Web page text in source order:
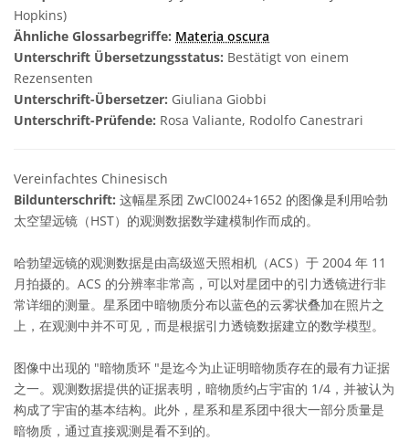
Hopkins)
Ähnliche Glossarbegriffe: Materia oscura
Unterschrift Übersetzungsstatus: Bestätigt von einem
Rezensenten
Unterschrift-Übersetzer: Giuliana Giobbi
Unterschrift-Prüfende: Rosa Valiante, Rodolfo Canestrari
Vereinfachtes Chinesisch
Bildunterschrift: 这幅星系团 ZwCl0024+1652 的图像是利用哈勃
太空望远镜（HST）的观测数据数学建模制作而成的。
哈勃望远镜的观测数据是由高级巡天照相机（ACS）于 2004 年 11
月拍摄的。ACS 的分辨率非常高，可以对星团中的引力透镜进行非
常详细的测量。星系团中暗物质分布以蓝色的云雾状叠加在照片之
上，在观测中并不可见，而是根据引力透镜数据建立的数学模型。
图像中出现的 "暗物质环 "是迄今为止证明暗物质存在的最有力证据
之一。观测数据提供的证据表明，暗物质约占宇宙的 1/4，并被认为
构成了宇宙的基本结构。此外，星系和星系团中很大一部分质量是
暗物质，通过直接观测是看不到的。